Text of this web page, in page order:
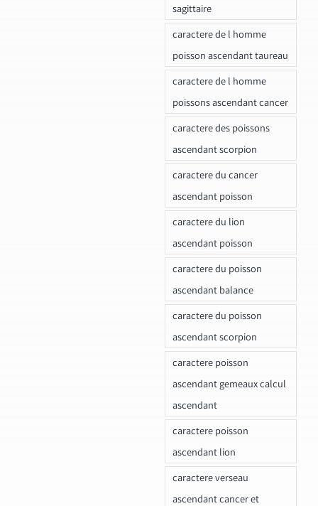
sagittaire
caractere de l homme
poisson ascendant taureau
caractere de l homme
poissons ascendant cancer
caractere des poissons
ascendant scorpion
caractere du cancer
ascendant poisson
caractere du lion
ascendant poisson
caractere du poisson
ascendant balance
caractere du poisson
ascendant scorpion
caractere poisson
ascendant gemeaux calcul
ascendant
caractere poisson
ascendant lion
caractere verseau
ascendant cancer et